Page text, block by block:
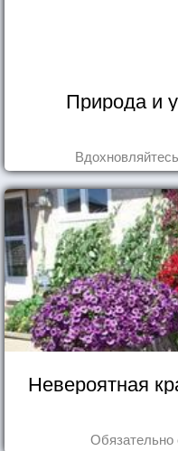
Природа и
Невероятная
Обязательно